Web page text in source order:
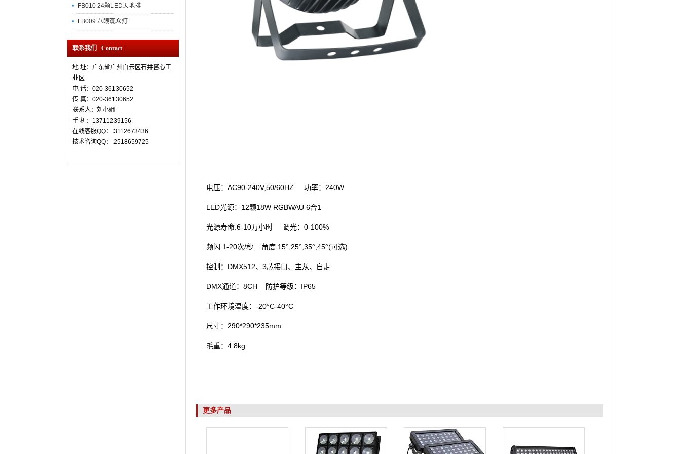
FB010 24颗LED天地排
FB009 八眼观众灯
联系我们 Contact
地 址：广东省广州白云区石井窖心工
业区
电 话：020-36130652
传 真： 020-36130652
联系人：刘小姐
手 机：13711239156
在线客服QQ： 3112673436
技术咨询QQ： 2518659725
电压： AC90-240V,50/60HZ 功率： 240W
LED光源： 12颗18W RGBWAU 6合1
光源寿命:6-10万小时 调光： 0-100%
频闪 :1-20次/秒 角度:15° ,25° ,35° ,45°(可选)
控制： DMX512、 3芯接口、主从、自走
DMX通道： 8CH 防护等级： IP65
工作环境温度： -20°C-40°C
尺寸： 290*290*235mm
毛重： 4.8kg
更多产品